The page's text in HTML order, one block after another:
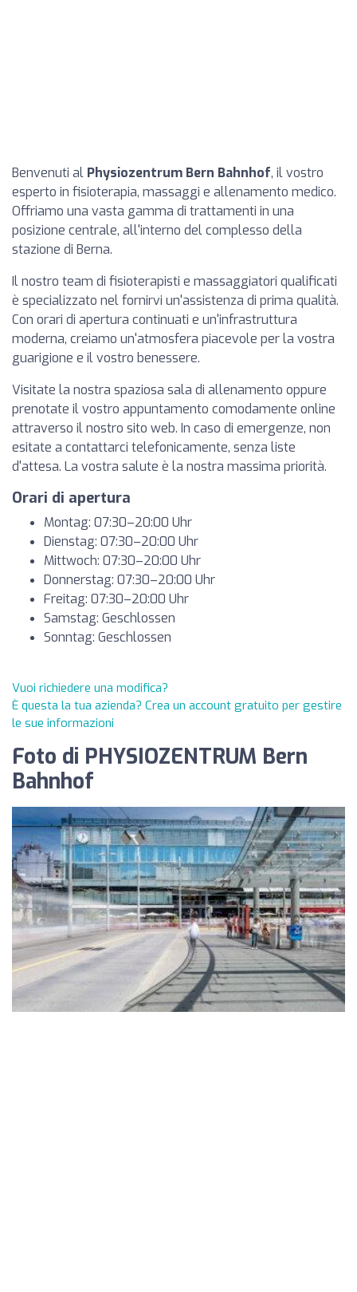
Benvenuti al Physiozentrum Bern Bahnhof, il vostro
esperto in fisioterapia, massaggi e allenamento medico.
Offriamo una vasta gamma di trattamenti in una
posizione centrale, all'interno del complesso della
stazione di Berna.
Il nostro team di fisioterapisti e massaggiatori qualificati
è specializzato nel fornirvi un'assistenza di prima qualità.
Con orari di apertura continuati e un'infrastruttura
moderna, creiamo un'atmosfera piacevole per la vostra
guarigione e il vostro benessere.
Visitate la nostra spaziosa sala di allenamento oppure
prenotate il vostro appuntamento comodamente online
attraverso il nostro sito web. In caso di emergenze, non
esitate a contattarci telefonicamente, senza liste
d'attesa. La vostra salute è la nostra massima priorità.
Orari di apertura
Montag: 07:30–20:00 Uhr
Dienstag: 07:30–20:00 Uhr
Mittwoch: 07:30–20:00 Uhr
Donnerstag: 07:30–20:00 Uhr
Freitag: 07:30–20:00 Uhr
Samstag: Geschlossen
Sonntag: Geschlossen
Vuoi richiedere una modifica?
È questa la tua azienda? Crea un account gratuito per gestire
le sue informazioni
Foto di PHYSIOZENTRUM Bern
Bahnhof